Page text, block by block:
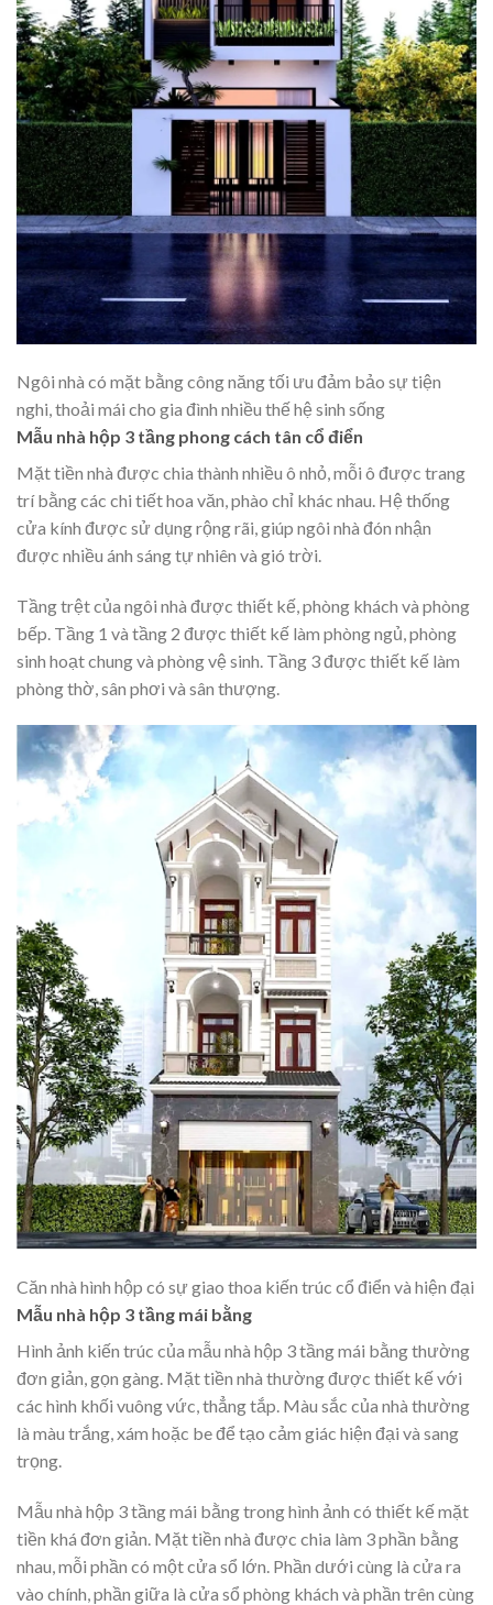
Ngôi nhà có mặt bằng công năng tối ưu đảm bảo sự tiện
nghi, thoải mái cho gia đình nhiều thế hệ sinh sống
Mẫu nhà hộp 3 tầng phong cách tân cổ điển
Mặt tiền nhà được chia thành nhiều ô nhỏ, mỗi ô được trang
trí bằng các chi tiết hoa văn, phào chỉ khác nhau. Hệ thống
cửa kính được sử dụng rộng rãi, giúp ngôi nhà đón nhận
được nhiều ánh sáng tự nhiên và gió trời.
Tầng trệt của ngôi nhà được thiết kế, phòng khách và phòng
bếp. Tầng 1 và tầng 2 được thiết kế làm phòng ngủ, phòng
sinh hoạt chung và phòng vệ sinh. Tầng 3 được thiết kế làm
phòng thờ, sân phơi và sân thượng.
Căn nhà hình hộp có sự giao thoa kiến trúc cổ điển và hiện đại
Mẫu nhà hộp 3 tầng mái bằng
Hình ảnh kiến trúc của mẫu nhà hộp 3 tầng mái bằng thường
đơn giản, gọn gàng. Mặt tiền nhà thường được thiết kế với
các hình khối vuông vức, thẳng tắp. Màu sắc của nhà thường
là màu trắng, xám hoặc be để tạo cảm giác hiện đại và sang
trọng.
Mẫu nhà hộp 3 tầng mái bằng trong hình ảnh có thiết kế mặt
tiền khá đơn giản. Mặt tiền nhà được chia làm 3 phần bằng
nhau, mỗi phần có một cửa sổ lớn. Phần dưới cùng là cửa ra
vào chính, phần giữa là cửa sổ phòng khách và phần trên cùng